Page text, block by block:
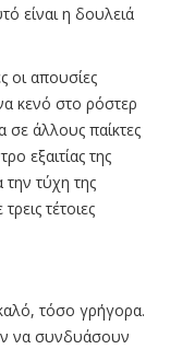
είναι η δουλειά
οι απουσίες
κενό στο ρόστερ
σε άλλους παίκτες
εξαιτίας της
τύχη της
τέτοιες
τόσο γρήγορα.
να συνδυάσουν